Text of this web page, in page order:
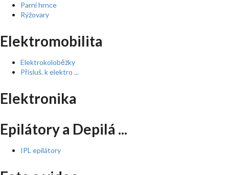
Parní hrnce
Rýžovary
Elektromobilita
Elektrokoloběžky
Přísluš. k elektro ...
Elektronika
Epilátory a Depilá ...
IPL epilátory